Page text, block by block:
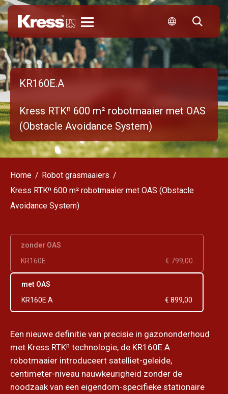
KR160E.A
Kress RTKⁿ 600 m² robotmaaier met OAS
(Obstacle Avoidance System)
Home
Robot grasmaaiers
Kress RTKⁿ 600 m² robotmaaier met OAS (Obstacle
Avoidance System)
zonder OAS
KR160E
€ 799,00
met OAS
KR160E.A
€ 899,00
Een nieuwe definitie van precisie in gazononderhoud
met Kress RTKⁿ technologie, de KR160E.A
robotmaaier introduceert satelliet-geleide,
centimeter-niveau nauwkeurigheid zonder de
noodzaak van een eigendom-specifieke stationaire